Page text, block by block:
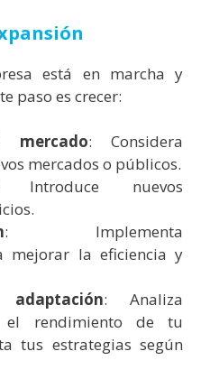
está en marcha y
paso es crecer:
mercado: Considera
mercados o públicos.
Introduce nuevos
: Implementa
mejorar la eficiencia y
: Analiza
el rendimiento de tu
tus estrategias según